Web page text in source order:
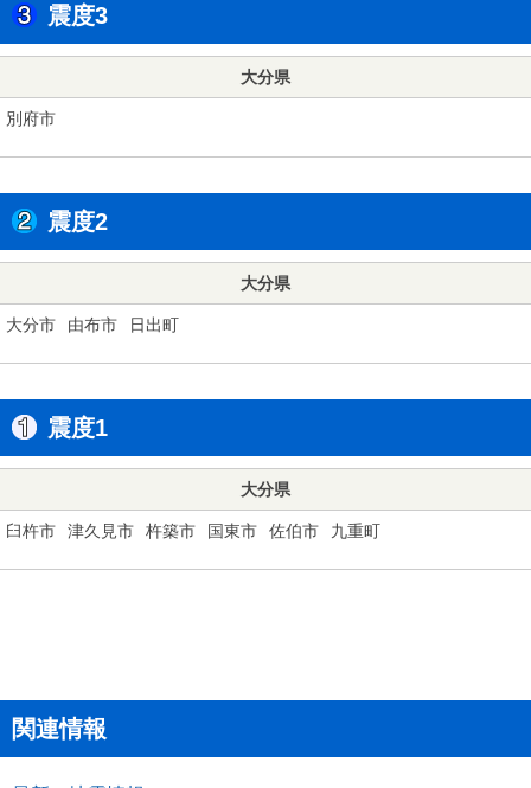
震度3
大分県
別府市
震度2
大分県
大分市 由布市 日出町
震度1
大分県
臼杵市 津久見市 杵築市 国東市 佐伯市 九重町
関連情報